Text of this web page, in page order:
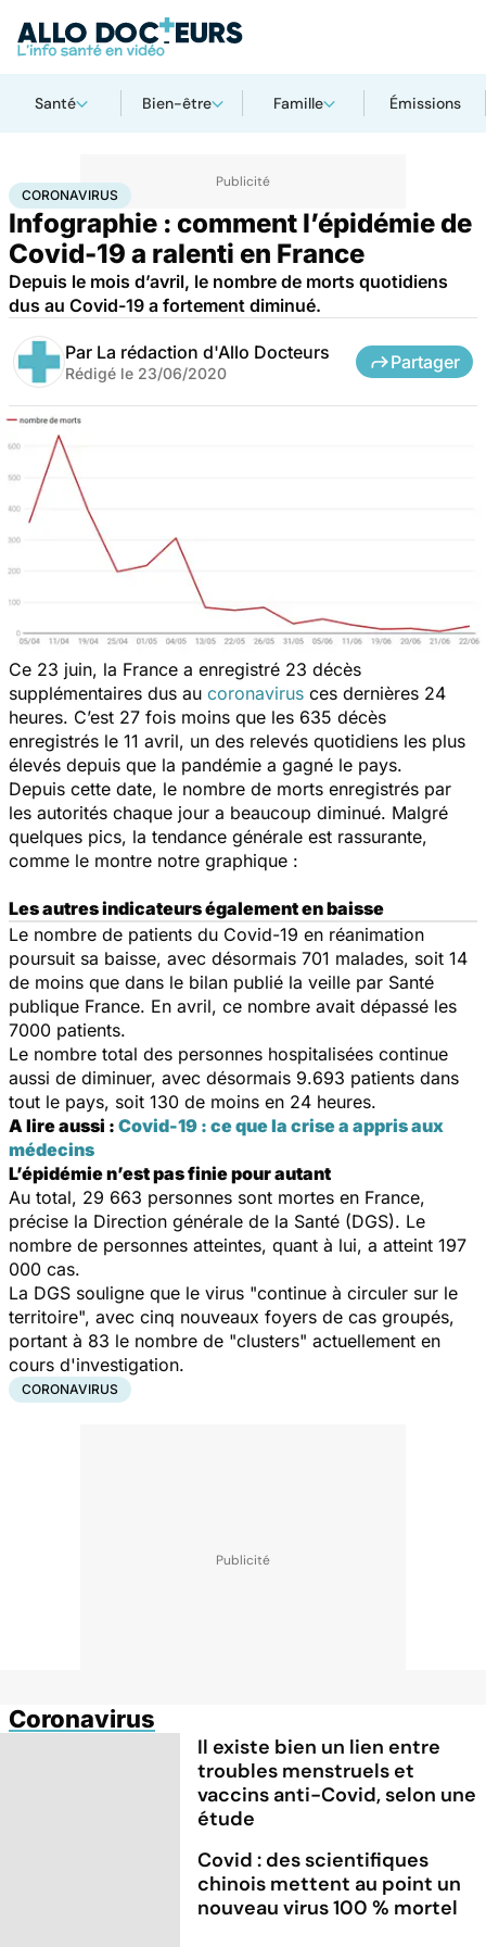
Santé Bien-être Famille Émissions
AccueilSantéMaladies Coronavirus
CORONAVIRUS
Infographie : comment l’épidémie de
Covid-19 a ralenti en France
Depuis le mois d’avril, le nombre de morts quotidiens
dus au Covid-19 a fortement diminué.
Par La rédaction d'Allo Docteurs
Rédigé le 23/06/2020
Partager
Ce 23 juin, la France a enregistré 23 décès
supplémentaires dus au coronavirus ces dernières 24
heures. C’est 27 fois moins que les 635 décès
enregistrés le 11 avril, un des relevés quotidiens les plus
élevés depuis que la pandémie a gagné le pays.
Depuis cette date, le nombre de morts enregistrés par
les autorités chaque jour a beaucoup diminué. Malgré
quelques pics, la tendance générale est rassurante,
comme le montre notre graphique :
Les autres indicateurs également en baisse
Le nombre de patients du Covid-19 en réanimation
poursuit sa baisse, avec désormais 701 malades, soit 14
de moins que dans le bilan publié la veille par Santé
publique France. En avril, ce nombre avait dépassé les
7000 patients.
Le nombre total des personnes hospitalisées continue
aussi de diminuer, avec désormais 9.693 patients dans
tout le pays, soit 130 de moins en 24 heures.
A lire aussi : Covid-19 : ce que la crise a appris aux
médecins
L’épidémie n’est pas finie pour autant
Au total, 29 663 personnes sont mortes en France,
précise la Direction générale de la Santé (DGS). Le
nombre de personnes atteintes, quant à lui, a atteint 197
000 cas.
La DGS souligne que le virus "continue à circuler sur le
territoire", avec cinq nouveaux foyers de cas groupés,
portant à 83 le nombre de "clusters" actuellement en
cours d'investigation.
CORONAVIRUS
Coronavirus
Il existe bien un lien entre
troubles menstruels et
vaccins anti-Covid, selon une
étude
Covid : des scientifiques
chinois mettent au point un
nouveau virus 100 % mortel